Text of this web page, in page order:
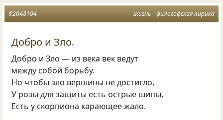
жизнь философская лирика
#2048104
Добро и Зло.
Добро и Зло — из века век ведут
между собой борьбу.
Но чтобы зло вершины не достигло,
У розы для защиты есть острые шипы,
Есть у скорпиона карающее жало.